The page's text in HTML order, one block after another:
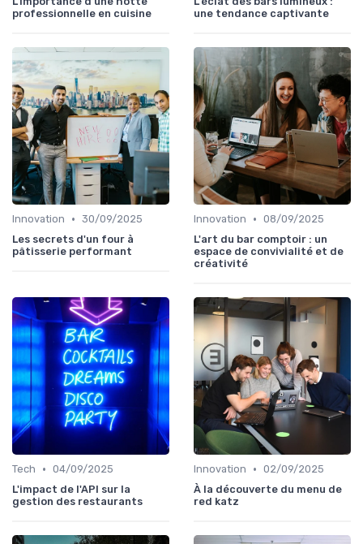
professionnelle en cuisine
une tendance captivante
Innovation • 30/09/2025
Les secrets d'un four à
pâtisserie performant
Innovation • 08/09/2025
L'art du bar comptoir : un
espace de convivialité et de
créativité
Tech • 04/09/2025
L'impact de l'API sur la
gestion des restaurants
Innovation • 02/09/2025
À la découverte du menu de
red katz